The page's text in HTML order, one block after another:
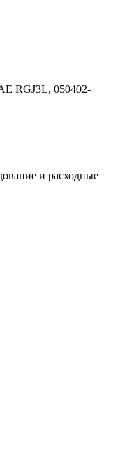
RGJ3L, 050402-
и расходные